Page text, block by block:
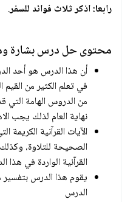
رابعا: اذكر ثلاث فوائد للسفر.
محتوى حل درس بشارة
أن هذا الدرس هو أحد
في تعلم الكثير من
من الدروس الهامة
نهاية العام لذلك يجب
الآيات القرآنية
الصحيحة للتلاوة،
القرآنية الواردة في هذا
يقوم هذا الدرس بتفسير
الدرس